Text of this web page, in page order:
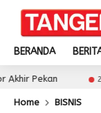
BERANDA
2 day ago
Home BISNIS